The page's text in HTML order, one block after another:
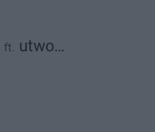
ft. utwor